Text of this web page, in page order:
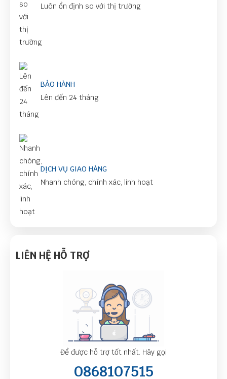
Luôn ổn định so với thị trường
BẢO HÀNH
Lên đến 24 tháng
DỊCH VỤ GIAO HÀNG
Nhanh chóng, chính xác, linh hoạt
LIÊN HỆ HỖ TRỢ
Để được hỗ trợ tốt nhất. Hãy gọi
0868107515